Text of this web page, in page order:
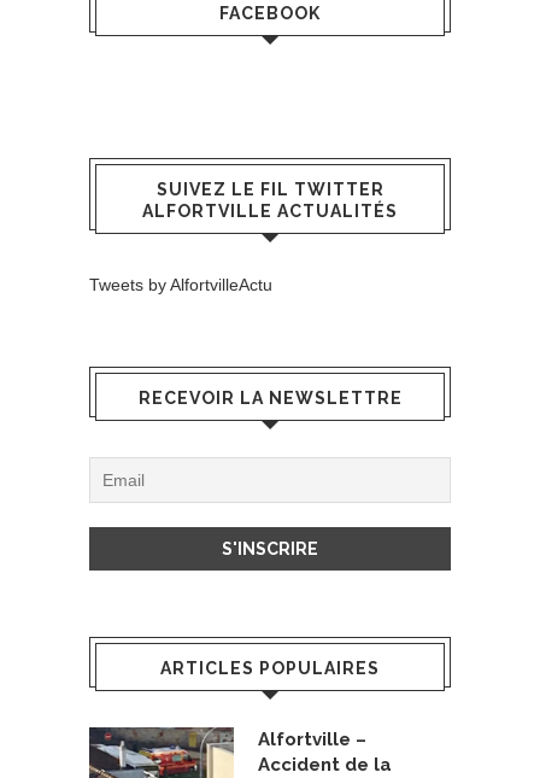
FACEBOOK
SUIVEZ LE FIL TWITTER
ALFORTVILLE ACTUALITÉS
Tweets by AlfortvilleActu
RECEVOIR LA NEWSLETTRE
ARTICLES POPULAIRES
Alfortville –
Accident de la